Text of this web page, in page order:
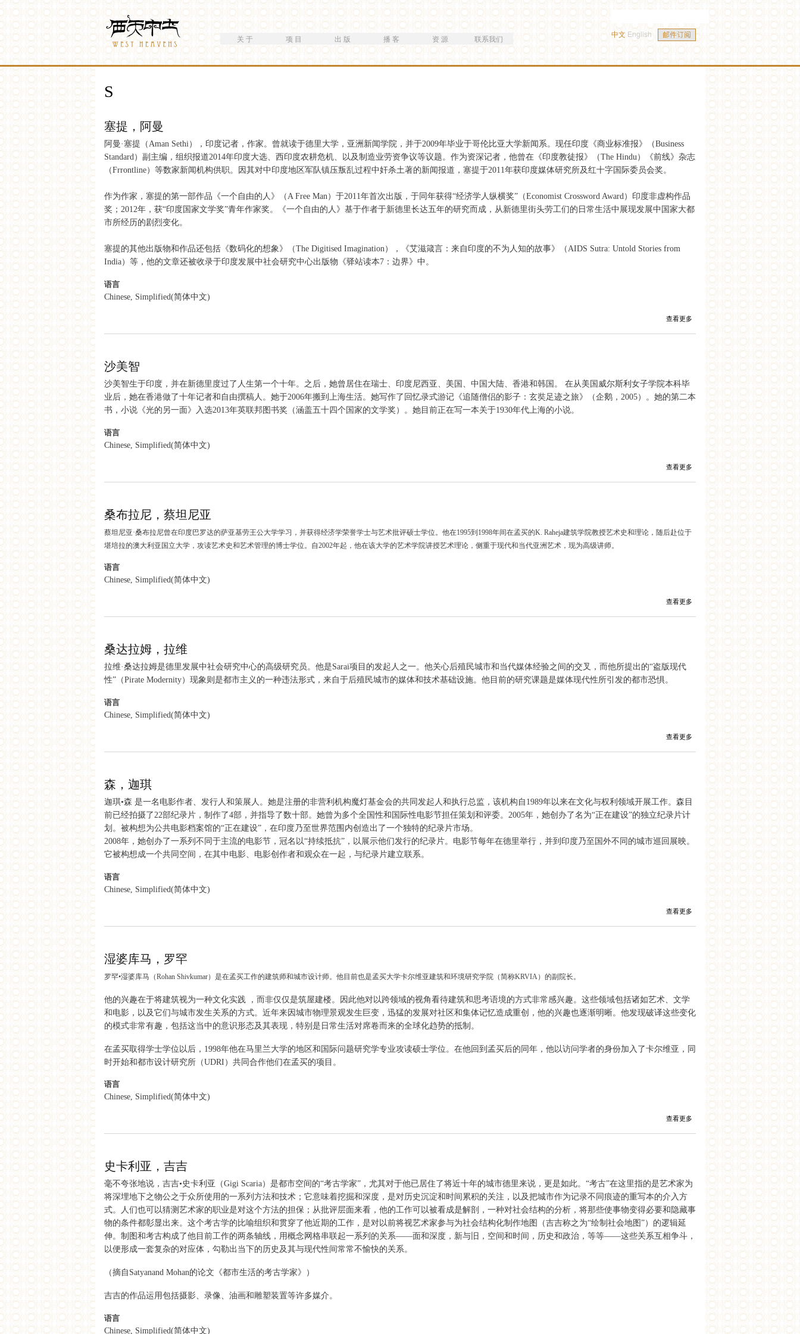
主
要
Westheavens
关 于 项 目 出 版 播 客 资 源 联系我们
搜索表单
搜索
中文 English
你在这里 S
塞提，阿曼
阿曼·塞提（Aman Sethi），印度记者，作家。曾就读于德里大学，亚洲新闻学院，并于2009年毕业于哥伦比亚大学新闻系。现任印度《商业标准报》（Business
Standard）副主编，组织报道2014年印度大选、西印度农耕危机、以及制造业劳资争议等议题。作为资深记者，他曾在《印度教徒报》（The Hindu）《前线》杂志
（Frrontline）等数家新闻机构供职。因其对中印度地区军队镇压叛乱过程中奸杀土著的新闻报道，塞提于2011年获印度媒体研究所及红十字国际委员会奖。
作为作家，塞提的第一部作品《一个自由的人》（A Free Man）于2011年首次出版，于同年获得“经济学人纵横奖”（Economist Crossword Award）印度非虚构作品
奖；2012年，获“印度国家文学奖”青年作家奖。《一个自由的人》基于作者于新德里长达五年的研究而成，从新德里街头劳工们的日常生活中展现发展中国家大都
市所经历的剧烈变化。
塞提的其他出版物和作品还包括《数码化的想象》（The Digitised Imagination），《艾滋箴言：来自印度的不为人知的故事》（AIDS Sutra: Untold Stories from
India）等，他的文章还被收录于印度发展中社会研究中心出版物《驿站读本7：边界》中。
语言
Chinese, Simplified(简体中文)
查看更多
沙美智
沙美智生于印度，并在新德里度过了人生第一个十年。之后，她曾居住在瑞士、印度尼西亚、美国、中国大陆、香港和韩国。 在从美国威尔斯利女子学院本科毕
业后，她在香港做了十年记者和自由撰稿人。她于2006年搬到上海生活。她写作了回忆录式游记《追随僧侣的影子：玄奘足迹之旅》（企鹅，2005）。她的第二本
书，小说《光的另一面》入选2013年英联邦图书奖（涵盖五十四个国家的文学奖）。她目前正在写一本关于1930年代上海的小说。
语言
Chinese, Simplified(简体中文)
查看更多
桑布拉尼，蔡坦尼亚
蔡坦尼亚·桑布拉尼曾在印度巴罗达的萨亚基劳王公大学学习，并获得经济学荣誉学士与艺术批评硕士学位。他在1995到1998年间在孟买的K. Raheja建筑学院教授艺术史和理论，随后赴位于
堪培拉的澳大利亚国立大学，攻读艺术史和艺术管理的博士学位。自2002年起，他在该大学的艺术学院讲授艺术理论，侧重于现代和当代亚洲艺术，现为高级讲师。
语言
Chinese, Simplified(简体中文)
查看更多
桑达拉姆，拉维
拉维·桑达拉姆是德里发展中社会研究中心的高级研究员。他是Sarai项目的发起人之一。他关心后殖民城市和当代媒体经验之间的交叉，而他所提出的“盗版现代
性”（Pirate Modernity）现象则是都市主义的一种违法形式，来自于后殖民城市的媒体和技术基础设施。他目前的研究课题是媒体现代性所引发的都市恐惧。
语言
Chinese, Simplified(简体中文)
查看更多
森，迦琪
迦琪•森 是一名电影作者、发行人和策展人。她是注册的非营利机构魔灯基金会的共同发起人和执行总监，该机构自1989年以来在文化与权利领域开展工作。森目
前已经拍摄了22部纪录片，制作了4部，并指导了数十部。她曾为多个全国性和国际性电影节担任策划和评委。2005年，她创办了名为“正在建设”的独立纪录片计
划。被构想为公共电影档案馆的“正在建设”，在印度乃至世界范围内创造出了一个独特的纪录片市场。
2008年，她创办了一系列不同于主流的电影节，冠名以“持续抵抗”，以展示他们发行的纪录片。电影节每年在德里举行，并到印度乃至国外不同的城市巡回展映。
它被构想成一个共同空间，在其中电影、电影创作者和观众在一起，与纪录片建立联系。
语言
Chinese, Simplified(简体中文)
查看更多
湿婆库马，罗罕
罗罕•湿婆库马（Rohan Shivkumar）是在孟买工作的建筑师和城市设计师。他目前也是孟买大学卡尔维亚建筑和环境研究学院（简称KRVIA）的副院长。
他的兴趣在于将建筑视为一种文化实践 ，而非仅仅是筑屋建楼。因此他对以跨领域的视角看待建筑和思考语境的方式非常感兴趣。这些领域包括诸如艺术、文学
和电影，以及它们与城市发生关系的方式。近年来因城市物理景观发生巨变，迅猛的发展对社区和集体记忆造成重创，他的兴趣也逐渐明晰。他发现破译这些变化
的模式非常有趣，包括这当中的意识形态及其表现，特别是日常生活对席卷而来的全球化趋势的抵制。
在孟买取得学士学位以后，1998年他在马里兰大学的地区和国际问题研究学专业攻读硕士学位。在他回到孟买后的同年，他以访问学者的身份加入了卡尔维亚，同
时开始和都市设计研究所（UDRI）共同合作他们在孟买的项目。
语言
Chinese, Simplified(简体中文)
查看更多
史卡利亚，吉吉
毫不夸张地说，吉吉•史卡利亚（Gigi Scaria）是都市空间的“考古学家”，尤其对于他已居住了将近十年的城市德里来说，更是如此。“考古”在这里指的是艺术家为
将深埋地下之物公之于众所使用的一系列方法和技术；它意味着挖掘和深度，是对历史沉淀和时间累积的关注，以及把城市作为记录不同痕迹的重写本的介入方
式。人们也可以猜测艺术家的职业是对这个方法的担保；从批评层面来看，他的工作可以被看成是解剖，一种对社会结构的分析，将那些使事物变得必要和隐藏事
物的条件都彰显出来。这个考古学的比喻组织和贯穿了他近期的工作，是对以前将视艺术家参与为社会结构化制作地图（吉吉称之为“绘制社会地图”）的逻辑延
伸。制图和考古构成了他目前工作的两条轴线，用概念网格串联起一系列的关系——面和深度，新与旧，空间和时间，历史和政治，等等——这些关系互相争斗，
以便形成一套复杂的对应体，勾勒出当下的历史及其与现代性间常常不愉快的关系。
（摘自Satyanand Mohan的论文《都市生活的考古学家》）
吉吉的作品运用包括摄影、录像、油画和雕塑装置等许多媒介。
语言
Chinese, Simplified(简体中文)